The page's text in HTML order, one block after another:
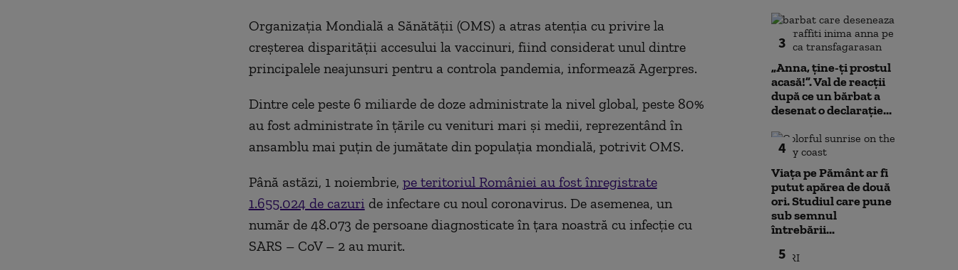
Organizaţia Mondială a Sănătăţii (OMS) a atras atenţia cu privire la
creşterea disparităţii accesului la vaccinuri, fiind considerat unul dintre
principalele neajunsuri pentru a controla pandemia, informează Agerpres.
Dintre cele peste 6 miliarde de doze administrate la nivel global, peste 80%
au fost administrate în ţările cu venituri mari şi medii, reprezentând în
ansamblu mai puţin de jumătate din populaţia mondială, potrivit OMS.
Până astăzi, 1 noiembrie, pe teritoriul României au fost înregistrate
1.655.024 de cazuride infectare cu noul coronavirus. De asemenea, un
număr de 48.073 de persoane diagnosticate în țara noastră cu infecție cu
SARS – CoV – 2 au murit.
3
„Anna, ţine-ţi prostul
acasă!”. Val de reacții
după ce un bărbat a
desenat o declarație...
4
Viața pe Pământ ar fi
putut apărea de două
ori. Studiul care pune
sub semnul
întrebării...
5